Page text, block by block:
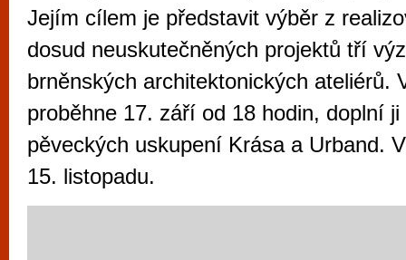
Jejím cílem je představit výběr z
dosud neuskutečněných projektů tří
brněnských architektonických ateliérů.
proběhne 17. září od 18 hodin, doplní
pěveckých uskupení Krása a Urband.
15. listopadu.
vyzkoušet různé kasinové hry. V
metropoli naleznete širokou nabídku her
po moderní automaty jak pro pravidelné
příležitostné hráče. V...